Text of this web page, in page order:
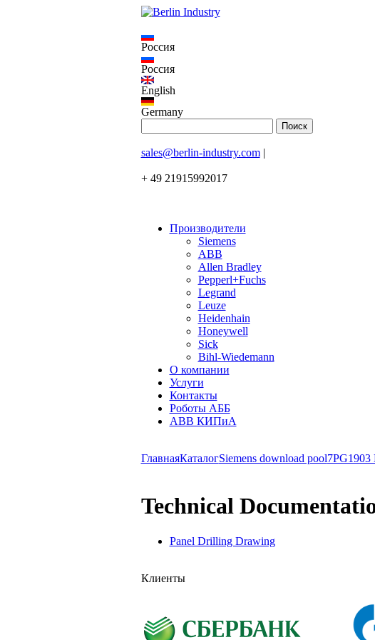
Россия
Россия
English
Germany
sales@berlin-industry.com|
+ 49 21915992017
Производители
Siemens
ABB
Allen Bradley
Pepperl+Fuchs
Legrand
Leuze
Heidenhain
Honeywell
Sick
Bihl-Wiedemann
О компании
Услуги
Контакты
Роботы АББ
ABB КИПиА
ГлавнаяКаталогSiemens download pool7PG1903
Technical
Panel Drilling Drawing
Клиенты